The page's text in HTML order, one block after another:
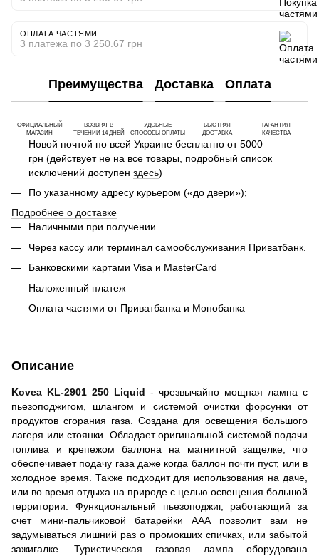
ОПЛАТА ЧАСТЯМИ
3 платежа по 3 250.67 грн
Преимущества Доставка Оплата
ОФИЦИАЛЬНЫЙ
МАГАЗИН
ВОЗВРАТ В
ТЕЧЕНИИ 14 ДНЕЙ
УДОБНЫЕ
СПОСОБЫ ОПЛАТЫ
БЫСТРАЯ
ДОСТАВКА
ГАРАНТИЯ
КАЧЕСТВА
Новой почтой по всей Украине бесплатно от 5000
грн (действует не на все товары, подробный список
исключений доступен здесь)
По указанному адресу курьером («до двери»);
Подробнее о доставке
Наличными при получении.
Через кассу или терминал самообслуживания Приватбанк.
Банковскими картами Visa и MasterCard
Наложенный платеж
Оплата частями от Приватбанка и Монобанка
Описание
Kovea KL-2901 250 Liquid - чрезвычайно мощная лампа с
пьезоподжигом, шлангом и системой очистки форсунки от
продуктов сгорания газа. Создана для освещения большого
лагеря или стоянки. Обладает оригинальной системой подачи
топлива и крепежом баллона на магнитной защелке, что
обеспечивает подачу газа даже когда баллон почти пуст, или в
холодное время. Также подходит для использования на даче,
или во время отдыха на природе с целью освещения большой
территории. Функциональный пьезоподжиг, работающий за
счет мини-пальчиковой батарейки ААА позволит вам не
задумываться лишний раз о промокших спичках, или забытой
зажигалке. Туристическая газовая лампа оборудована